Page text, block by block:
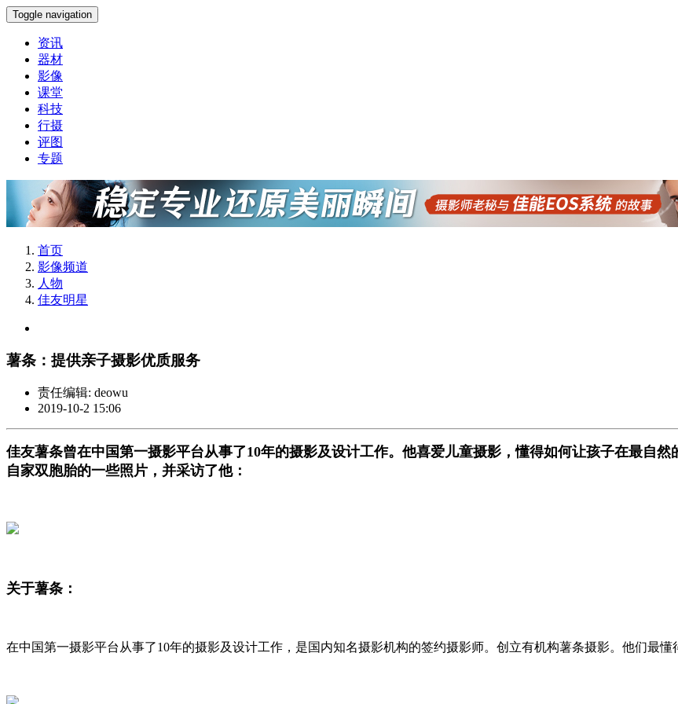
Toggle navigation
资讯
器材
影像
课堂
科技
行摄
评图
专题
首页
影像频道
人物
佳友明星
薯条：提供亲子摄影优质服务
责任编辑: deowu
2019-10-2 15:06
佳友薯条曾在中国第一摄影平台从事了10年的摄影及设计工作。他喜爱儿童摄影，懂得如何让孩子在最自
自家双胞胎的一些照片，并采访了他：
关于薯条：
在中国第一摄影平台从事了10年的摄影及设计工作， 是国内知名摄影机构的签约摄影师。 创立有机构薯条摄影。 他们最懂